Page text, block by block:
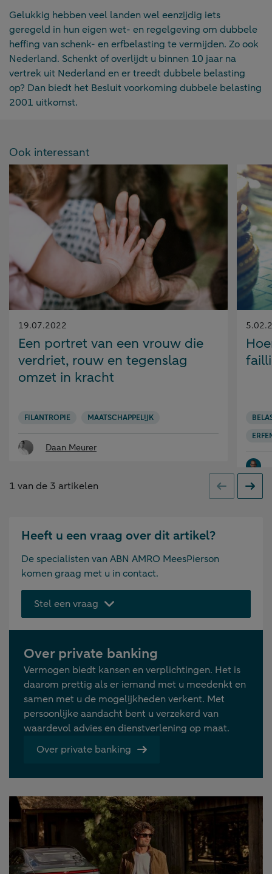
Gelukkig hebben veel landen wel eenzijdig iets
geregeld in hun eigen wet- en regelgeving om dubbele
heffing van schenk- en erfbelasting te vermijden. Zo ook
Nederland. Schenkt of overlijdt u binnen 10 jaar na
vertrek uit Nederland en er treedt dubbele belasting
op? Dan biedt het Besluit voorkoming dubbele belasting
2001 uitkomst.
Ook interessant
Gepubliceerd
op:
19.07.2022
Een portret van een vrouw die
verdriet, rouw en tegenslag
omzet in kracht
FILANTROPIE MAATSCHAPPELIJK
Daan Meurer
op:
1 van de 3 artikelen Vorige
Heeft u een vraag over dit artikel?
De specialisten van ABN AMRO MeesPierson
komen graag met u in contact.
Stel een vraag
Over private banking
Vermogen biedt kansen en verplichtingen. Het is
daarom prettig als er iemand met u meedenkt en
samen met u de mogelijkheden verkent. Met
persoonlijke aandacht bent u verzekerd van
waardevol advies en dienstverlening op maat.
Over private banking